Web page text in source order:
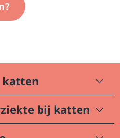
katten
bij katten